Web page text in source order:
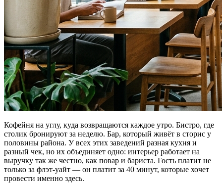
Кофейня на углу, куда возвращаются каждое утро. Бистро, где
столик бронируют за неделю. Бар, который живёт в сторис у
половины района. У всех этих заведений разная кухня и
разный чек, но их объединяет одно: интерьер работает на
выручку так же честно, как повар и бариста. Гость платит не
только за флэт-уайт — он платит за 40 минут, которые хочет
провести именно здесь.